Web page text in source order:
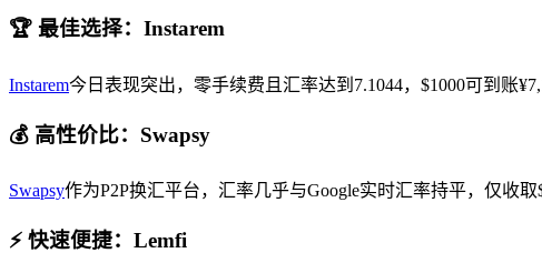
🏆 最佳选择：Instarem
Instarem今日表现突出，零手续费且汇率达到7.1044，$1000可到账
💰 高性价比：Swapsy
Swapsy作为P2P换汇平台，汇率几乎与Google实时汇率持平，仅收
⚡ 快速便捷：Lemfi